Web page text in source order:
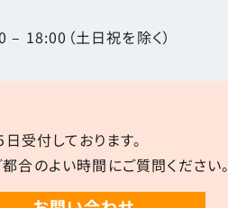
18:00（土日祝を除く）
受付しております。
合のよい時間にご質問ください。